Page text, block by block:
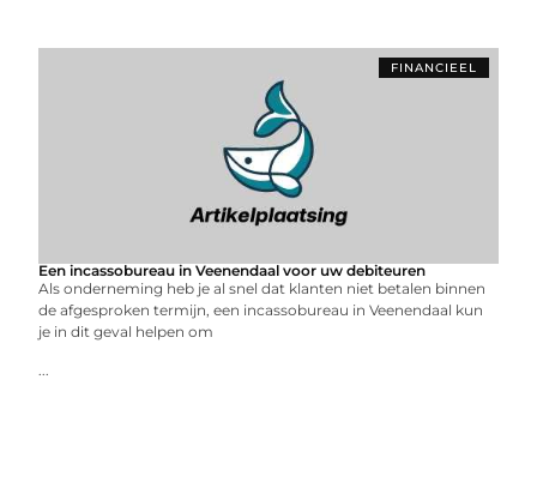
FINANCIEEL
Een incassobureau in Veenendaal voor uw debiteuren
Als onderneming heb je al snel dat klanten niet betalen binnen
de afgesproken termijn, een incassobureau in Veenendaal kun
je in dit geval helpen om
...